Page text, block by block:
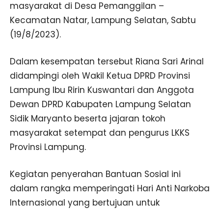
masyarakat di Desa Pemanggilan –
Kecamatan Natar, Lampung Selatan, Sabtu
(19/8/2023).
Dalam kesempatan tersebut Riana Sari Arinal
didampingi oleh Wakil Ketua DPRD Provinsi
Lampung Ibu Ririn Kuswantari dan Anggota
Dewan DPRD Kabupaten Lampung Selatan
Sidik Maryanto beserta jajaran tokoh
masyarakat setempat dan pengurus LKKS
Provinsi Lampung.
Kegiatan penyerahan Bantuan Sosial ini
dalam rangka memperingati Hari Anti Narkoba
Internasional yang bertujuan untuk